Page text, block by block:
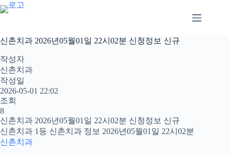
본
문
로
건
너
뛰
기
신촌치과 2026년05월01일 22시02분 신청정보 신규
작성자
신촌치과
작성일
2026-05-01 22:02
조회
8
신촌치과 2026년05월01일 22시02분 신청정보 신규
신촌치과 1등 신촌치과 정보 2026년05월01일 22시02분
신촌치과